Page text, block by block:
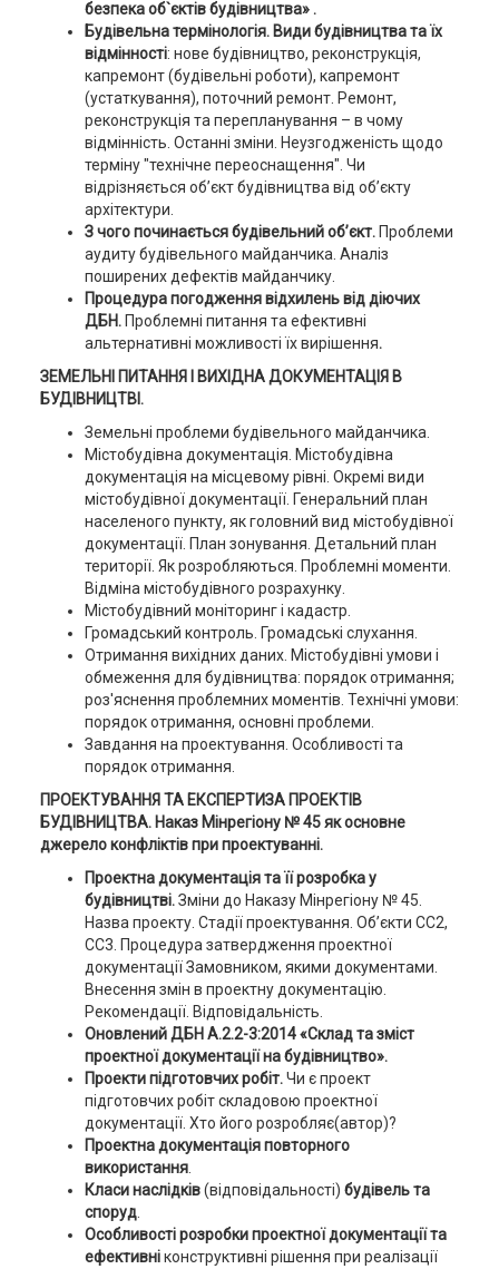
безпека об`єктів будівництва» .
Будівельна термінологія. Види будівництва та їх
відмінності: нове будівництво, реконструкція,
капремонт (будівельні роботи), капремонт
(устаткування), поточний ремонт. Ремонт,
реконструкція та перепланування – в чому
відмінність. Останні зміни. Неузгодженість щодо
терміну "технічне переоснащення". Чи
відрізняється об’єкт будівництва від об’єкту
архітектури.
З чого починається будівельний об’єкт. Проблеми
аудиту будівельного майданчика. Аналіз
поширених дефектів майданчику.
Процедура погодження відхилень від діючих
ДБН. Проблемні питання та ефективні
альтернативні можливості їх вирішення.
ЗЕМЕЛЬНІ ПИТАННЯ І ВИХІДНА ДОКУМЕНТАЦІЯ В
БУДІВНИЦТВІ.
Земельні проблеми будівельного майданчика.
Містобудівна документація. Містобудівна
документація на місцевому рівні. Окремі види
містобудівної документації. Генеральний план
населеного пункту, як головний вид містобудівної
документації. План зонування. Детальний план
території. Як розробляються. Проблемні моменти.
Відміна містобудівного розрахунку.
Містобудівний моніторинг і кадастр.
Громадський контроль. Громадські слухання.
Отримання вихідних даних. Містобудівні умови і
обмеження для будівництва: порядок отримання;
роз'яснення проблемних моментів. Технічні умови:
порядок отримання, основні проблеми.
Завдання на проектування. Особливості та
порядок отримання.
ПРОЕКТУВАННЯ ТА ЕКСПЕРТИЗА ПРОЕКТІВ
БУДІВНИЦТВА. Наказ Мінрегіону № 45 як основне
джерело конфліктів при проектуванні.
Проектна документація та її розробка у
будівництві.Зміни до Наказу Мінрегіону № 45.
Назва проекту. Стадії проектування. Об’єкти СС2,
СС3. Процедура затвердження проектної
документації Замовником, якими документами.
Внесення змін в проектну документацію.
Рекомендації. Відповідальність.
Оновлений ДБН А.2.2-3:2014 «Склад та зміст
проектної документації на будівництво».
Проекти підготовчих робіт.Чи є проект
підготовчих робіт складовою проектної
документації. Хто його розробляє(автор)?
Проектна документація повторного
використання.
Класи наслідків(відповідальності) будівель та
споруд.
Особливості розробки проектної документації та
ефективніконструктивні рішення при реалізації